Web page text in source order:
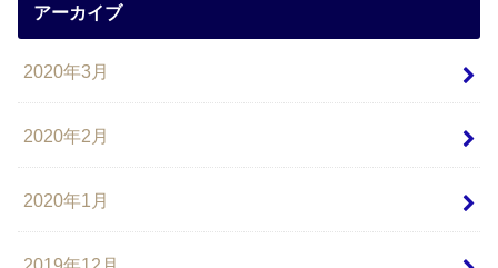
アーカイブ
2020年3月
2020年2月
2020年1月